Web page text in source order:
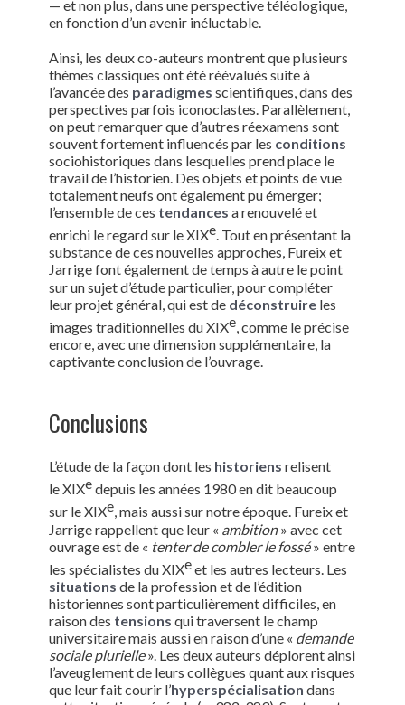
— et non plus, dans une perspective téléologique,
en fonction d’un avenir inéluctable.
Ainsi, les deux co-auteurs montrent que plusieurs
thèmes classiques ont été réévalués suite à
l’avancée des paradigmes scientifiques, dans des
perspectives parfois iconoclastes. Parallèlement,
on peut remarquer que d’autres réexamens sont
souvent fortement influencés par les conditions
sociohistoriques dans lesquelles prend place le
travail de l’historien. Des objets et points de vue
totalement neufs ont également pu émerger;
l’ensemble de ces tendances a renouvelé et
enrichi le regard sur le XIXe. Tout en présentant la
substance de ces nouvelles approches, Fureix et
Jarrige font également de temps à autre le point
sur un sujet d’étude particulier, pour compléter
leur projet général, qui est de déconstruire les
images traditionnelles du XIXe, comme le précise
encore, avec une dimension supplémentaire, la
captivante conclusion de l’ouvrage.
Conclusions
L’étude de la façon dont les historiens relisent
le XIXedepuis les années 1980 en dit beaucoup
sur le XIXe, mais aussi sur notre époque. Fureix et
Jarrige rappellent que leur « ambition» avec cet
ouvrage est de « tenter de combler le fossé» entre
les spécialistes du XIXeet les autres lecteurs. Les
situations de la profession et de l’édition
historiennes sont particulièrement difficiles, en
raison des tensions qui traversent le champ
universitaire mais aussi en raison d’une « demande
sociale plurielle». Les deux auteurs déplorent ainsi
l’aveuglement de leurs collègues quant aux risques
que leur fait courir l’hyperspécialisation dans